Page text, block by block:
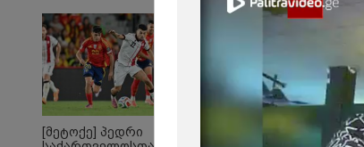
ემიგრანტებისთვის 2026
წელს
არიან...
[მეტოქე] პედრი